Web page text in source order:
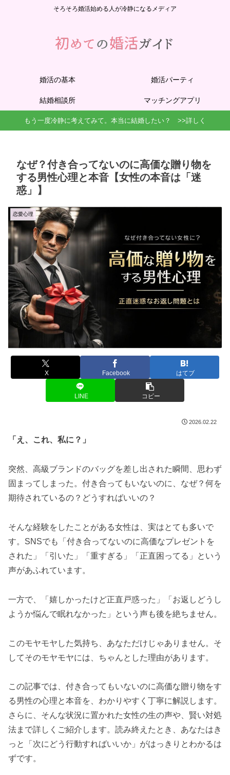
そろそろ婚活始める人が冷静になるメディア
婚活の基本 婚活パーティ
結婚相談所 マッチングアプリ
もう一度冷静に考えてみて。本当に結婚したい？ >>詳しく
なぜ？付き合ってないのに高価な贈り物を
する男性心理と本音【女性の本音は「迷
惑」】
恋愛心理
X Facebook はてブ
LINE コピー
2026.02.22
「え、これ、私に？」
突然、高級ブランドのバッグを差し出された瞬間、思わず
固まってしまった。付き合ってもいないのに、なぜ？何を
期待されているの？どうすればいいの？
そんな経験をしたことがある女性は、実はとても多いで
す。SNSでも「付き合ってないのに高価なプレゼントを
された」「引いた」「重すぎる」「正直困ってる」という
声があふれています。
一方で、「嬉しかったけど正直戸惑った」「お返しどうし
ようか悩んで眠れなかった」という声も後を絶ちません。
このモヤモヤした気持ち、あなただけじゃありません。そ
してそのモヤモヤには、ちゃんとした理由があります。
この記事では、付き合ってもいないのに高価な贈り物をす
る男性の心理と本音を、わかりやすく丁寧に解説します。
さらに、そんな状況に置かれた女性の生の声や、賢い対処
法まで詳しくご紹介します。読み終えたとき、あなたはき
っと「次にどう行動すればいいか」がはっきりとわかるは
ずです。